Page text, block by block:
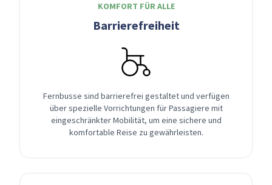
KOMFORT FÜR ALLE
Barrierefreiheit
Fernbusse sind barrierefrei gestaltet und verfügen
über spezielle Vorrichtungen für Passagiere mit
eingeschränkter Mobilität, um eine sichere und
komfortable Reise zu gewährleisten.